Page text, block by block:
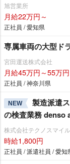
旭営業所
月給22万円～
正社員 / 愛知県
専属車両の大型ド
宮田運送株式会社
月給45万円～55万円
正社員 / 神奈川県
NEW
製造派遣
の検査業務 denso
株式会社テクノスマイル
時給1,800円
正社員 / 派遣社員 / 愛知